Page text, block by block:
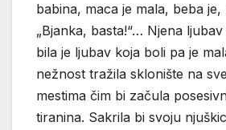
babina, maca je mala, beba je,
„Bjanka, basta!“… Njena
bila je ljubav koja boli pa je
nežnost tražila sklonište na
mestima čim bi začula
tiranina. Sakrila bi svoju